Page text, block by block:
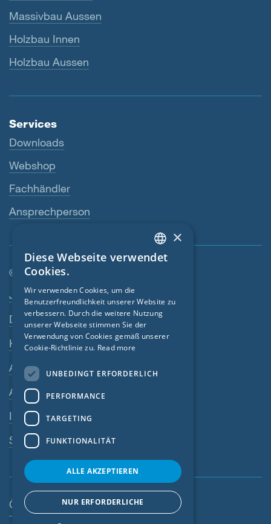
Massivbau Aussen
Holzbau Innen
Holzbau Aussen
Services
Downloads
Webshop
Fachhändler
Ansprechperson
© SIGA 2026
Footer-Navigation
Jobs
Datenschutz
Kontakt
AGB
AEB
Impressum
SIGA-Meldesystem
Österreich
ENGLISH
FRENCH
CZECH
NORWEGIAN
×
Diese Webseite verwendet
Cookies.
Wir verwenden Cookies, um die
Benutzerfreundlichkeit unserer Website zu
verbessern. Durch die weitere Nutzung
unserer Webseite stimmen Sie der
Verwendung von Cookies gemäß unserer
Cookie-Richtlinie zu. Read more
UNBEDINGT ERFORDERLICH
PERFORMANCE
TARGETING
FUNKTIONALITÄT
ALLE AKZEPTIEREN
NUR ERFORDERLICHE